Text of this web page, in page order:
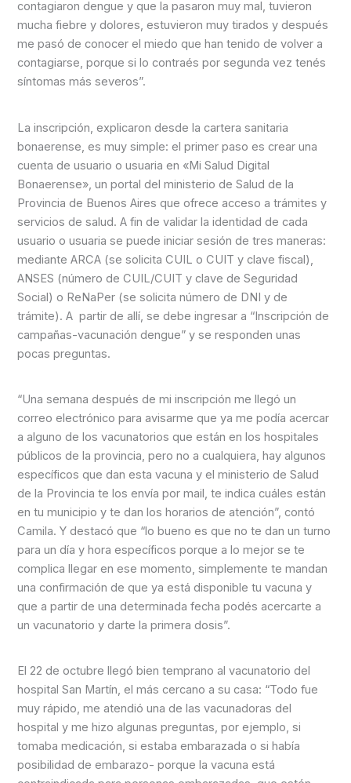
contagiaron dengue y que la pasaron muy mal, tuvieron
mucha fiebre y dolores, estuvieron muy tirados y después
me pasó de conocer el miedo que han tenido de volver a
contagiarse, porque si lo contraés por segunda vez tenés
síntomas más severos”.
La inscripción, explicaron desde la cartera sanitaria
bonaerense, es muy simple: el primer paso es crear una
cuenta de usuario o usuaria en «Mi Salud Digital
Bonaerense», un portal del ministerio de Salud de la
Provincia de Buenos Aires que ofrece acceso a trámites y
servicios de salud. A fin de validar la identidad de cada
usuario o usuaria se puede iniciar sesión de tres maneras:
mediante ARCA (se solicita CUIL o CUIT y clave fiscal),
ANSES (número de CUIL/CUIT y clave de Seguridad
Social) o ReNaPer (se solicita número de DNI y de
trámite). A partir de allí, se debe ingresar a “Inscripción de
campañas-vacunación dengue” y se responden unas
pocas preguntas.
“Una semana después de mi inscripción me llegó un
correo electrónico para avisarme que ya me podía acercar
a alguno de los vacunatorios que están en los hospitales
públicos de la provincia, pero no a cualquiera, hay algunos
específicos que dan esta vacuna y el ministerio de Salud
de la Provincia te los envía por mail, te indica cuáles están
en tu municipio y te dan los horarios de atención”, contó
Camila. Y destacó que “lo bueno es que no te dan un turno
para un día y hora específicos porque a lo mejor se te
complica llegar en ese momento, simplemente te mandan
una confirmación de que ya está disponible tu vacuna y
que a partir de una determinada fecha podés acercarte a
un vacunatorio y darte la primera dosis”.
El 22 de octubre llegó bien temprano al vacunatorio del
hospital San Martín, el más cercano a su casa: “Todo fue
muy rápido, me atendió una de las vacunadoras del
hospital y me hizo algunas preguntas, por ejemplo, si
tomaba medicación, si estaba embarazada o si había
posibilidad de embarazo- porque la vacuna está